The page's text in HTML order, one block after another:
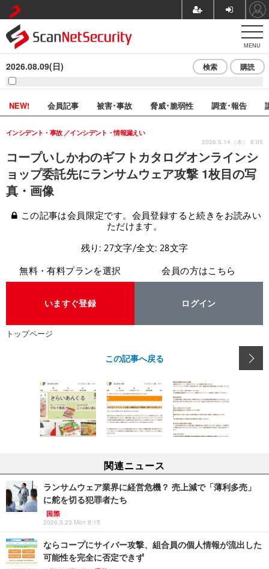
MENU
2026.08.09(日) 検索 購読
NEW! 会員記事 被害･事故 脅威･脆弱性 調査･報告
コープいしかわのギフトカタログオンラインシ
ョップ委託先にランサムウェア攻撃 1枚目の写
真・画像
インシデント・事故 インシデント・情報漏えい
2026.5.14（木） 8:05
この記事は会員限定です。会員登録すると続きをお読みい
ただけます。
残り: 27文字/全文: 28文字
無料・有料プランを選択
いますぐ登録
会員の方はこちら
ログイン
トップページ
この記事へ戻る
関連ニュース
ランサムウェア業界に経営危機？ 売上減で「薄利多売」
に舵を切る犯罪者たち
国際
2026.3.23 Mon 8:15
ならコープにサイバー攻撃、組合員の個人情報が流出した
可能性を完全に否定できず